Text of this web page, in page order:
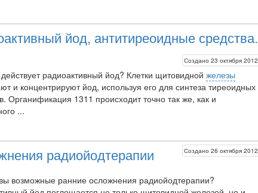
йод, антитиреоидные средства.
Создано 23 октября 2012
радиоактивный йод? Клетки щитовидной железы
и концентрируют йод, используя его для синтеза тиреоидных
Органификация 1311 происходит точно так же, как и
...
радиойодтерапии Создано 26 октября 2012
возможные ранние осложнения радиойодтерапии?